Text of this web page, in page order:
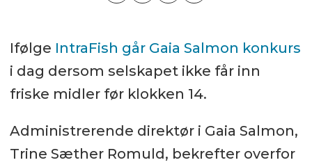
Ifølge IntraFish går Gaia Salmon konkurs
i dag dersom selskapet ikke får inn
friske midler før klokken 14.
Administrerende direktør i Gaia Salmon,
Trine Sæther Romuld, bekrefter overfor